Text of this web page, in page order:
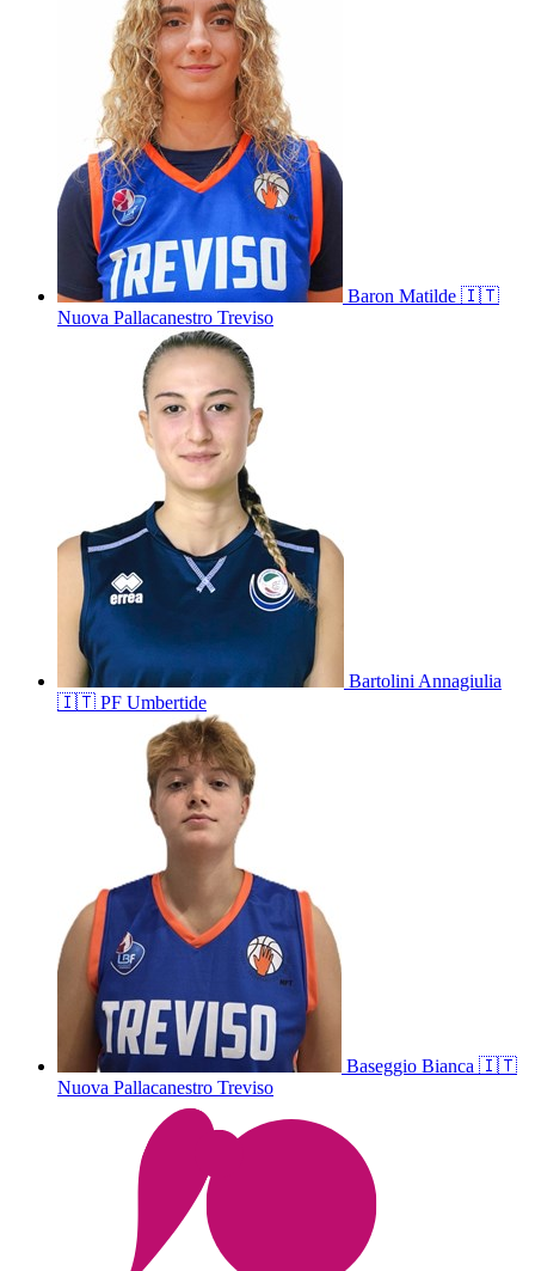
Baron Matilde 🇮🇹
Nuova Pallacanestro Treviso
Bartolini Annagiulia
🇮🇹 PF Umbertide
Baseggio Bianca 🇮🇹
Nuova Pallacanestro Treviso